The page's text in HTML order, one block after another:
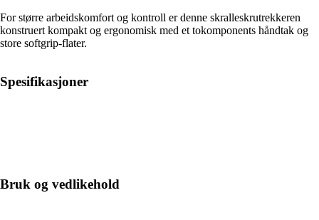
For større arbeidskomfort og kontroll er denne skralleskrutrekkeren
konstruert kompakt og ergonomisk med et tokomponents håndtak og
store softgrip-flater.
Spesifikasjoner
Bruk og vedlikehold